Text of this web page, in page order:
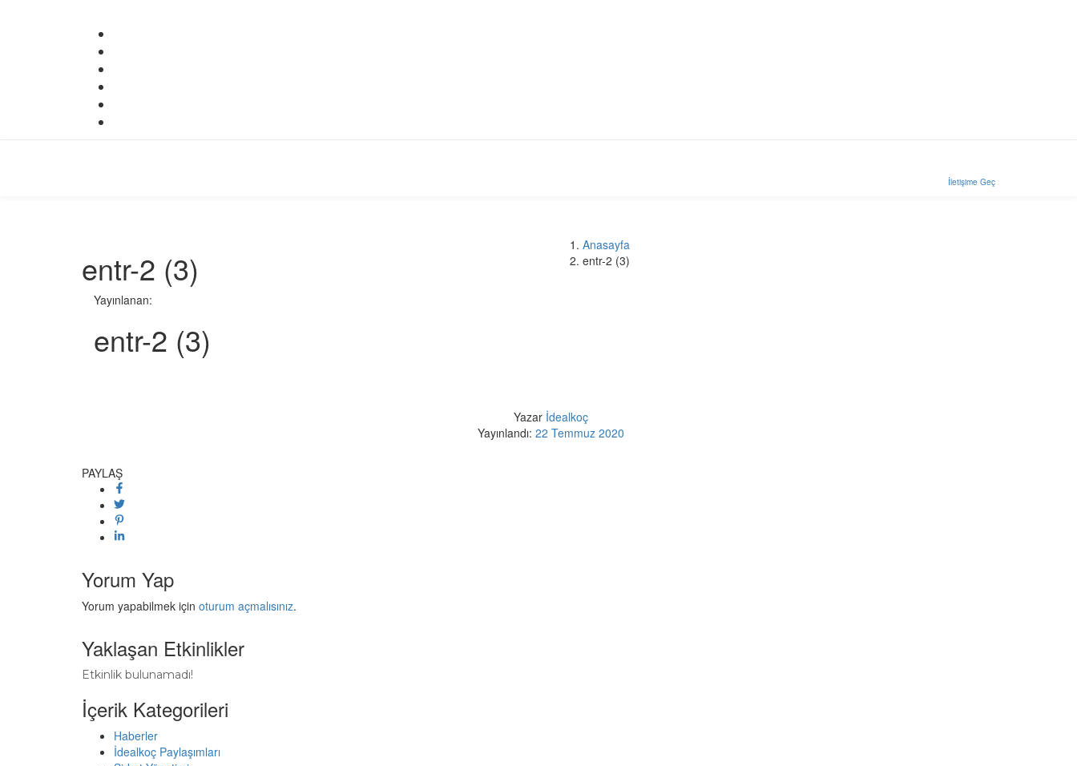
İletişime Geç
entr-2 (3)
Anasayfa
entr-2 (3)
Yayınlanan:
entr-2 (3)
Yazar İdealkoç
Yayınlandı: 22 Temmuz 2020
PAYLAŞ
Yorum Yap
Yorum yapabilmek için oturum açmalısınız.
Yaklaşan Etkinlikler
Etkinlik bulunamadı!
İçerik Kategorileri
Haberler
İdealkoç Paylaşımları